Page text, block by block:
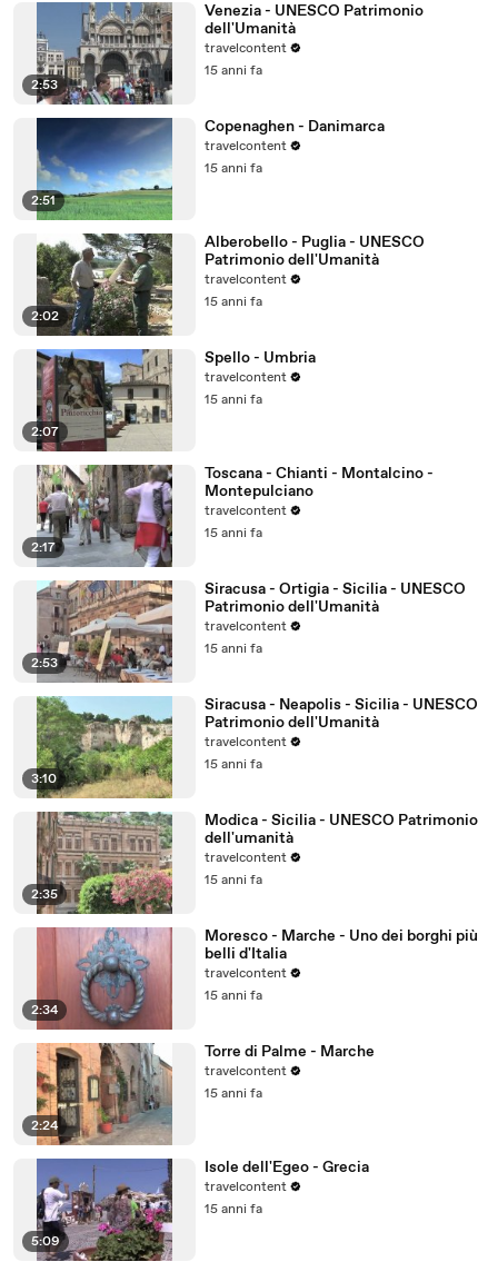
2:53
Venezia - UNESCO Patrimonio
dell'Umanità
travelcontent
15 anni fa
2:51
Copenaghen - Danimarca
travelcontent
15 anni fa
2:02
Alberobello - Puglia - UNESCO
Patrimonio dell'Umanità
travelcontent
15 anni fa
2:07
Spello - Umbria
travelcontent
15 anni fa
2:17
Toscana - Chianti - Montalcino -
Montepulciano
travelcontent
15 anni fa
2:53
Siracusa - Ortigia - Sicilia - UNESCO
Patrimonio dell'Umanità
travelcontent
15 anni fa
3:10
Siracusa - Neapolis - Sicilia - UNESCO
Patrimonio dell'Umanità
travelcontent
15 anni fa
2:35
Modica - Sicilia - UNESCO Patrimonio
dell'umanità
travelcontent
15 anni fa
2:34
Moresco - Marche - Uno dei borghi più
belli d'Italia
travelcontent
15 anni fa
2:24
Torre di Palme - Marche
travelcontent
15 anni fa
5:09
Isole dell'Egeo - Grecia
travelcontent
15 anni fa